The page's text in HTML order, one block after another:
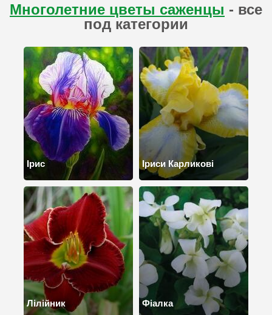
Многолетние цветы саженцы - все
под категории
Ірис Іриси Карликові
Лілійник Фіалка